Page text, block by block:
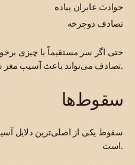
حوادث عابران پیاده
تصادف دوچرخه
حتی اگر سر مستقیماً با چیزی
تصادف می‌تواند باعث آسیب مغز شود.
سقوط‌ها
سقوط یکی از اصلی‌ترین دلایل
است.